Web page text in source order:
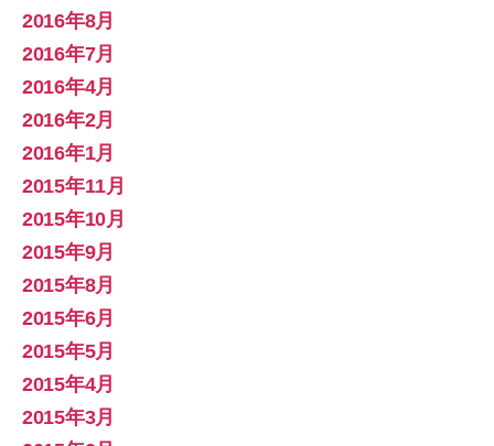
2016年8月
2016年7月
2016年4月
2016年2月
2016年1月
2015年11月
2015年10月
2015年9月
2015年8月
2015年6月
2015年5月
2015年4月
2015年3月